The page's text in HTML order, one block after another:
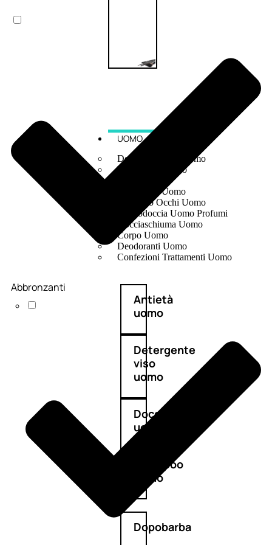
UOMO
Detergente Viso Uomo
Dopobarba Uomo
Antieta Uomo
Anticaduta Uomo
Contorno Occhi Uomo
Bagnodoccia Uomo Profumi
Docciaschiuma Uomo
Corpo Uomo
Deodoranti Uomo
Confezioni Trattamenti Uomo
Antietà
uomo
Detergente
viso
uomo
Docciaschiuma
uomo
Shampoo
uomo
Dopobarba
Abbronzanti